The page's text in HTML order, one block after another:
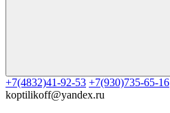
+7(4832)41-92-53 +7(930)735-65-16
koptilikoff@yandex.ru